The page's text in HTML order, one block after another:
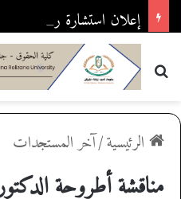
إعلان استشارة رقم 2026/03
بحث عن
الرئيسية/آخر المستجدات
مناقشة أطروحة